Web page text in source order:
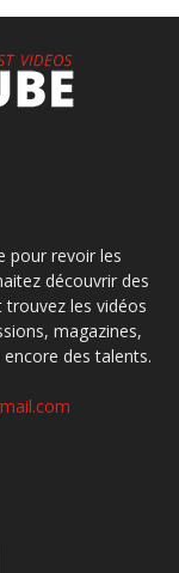
pour revoir les
découvrir des
trouvez les vidéos
magazines,
des talents.